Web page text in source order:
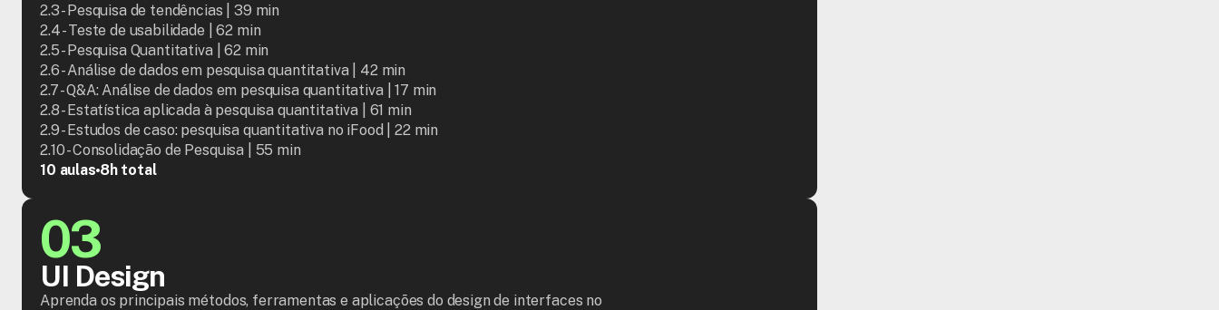
2.3 - Pesquisa de tendências | 39 min
2.4 - Teste de usabilidade | 62 min
2.5 - Pesquisa Quantitativa | 62 min
2.6 - Análise de dados em pesquisa quantitativa | 42 min
2.7 - Q&A: Análise de dados em pesquisa quantitativa | 17 min
2.8 - Estatística aplicada à pesquisa quantitativa | 61 min
2.9 - Estudos de caso: pesquisa quantitativa no iFood | 22 min
2.10 - Consolidação de Pesquisa | 55 min
10 aulas 8h total
03
UI Design
Aprenda os principais métodos, ferramentas e aplicações do design de interfaces no